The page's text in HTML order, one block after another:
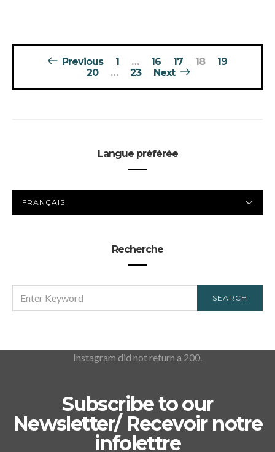
Pagination
publications
Previous 1 … 16 17 18
19
20
… 23 Next
Langue préférée
PRÉFÉRÉE
Recherche
FOR:
SEARCH
Instagram did not return a 200.
Subscribe to our
Newsletter/ Recevoir notre
infolettre